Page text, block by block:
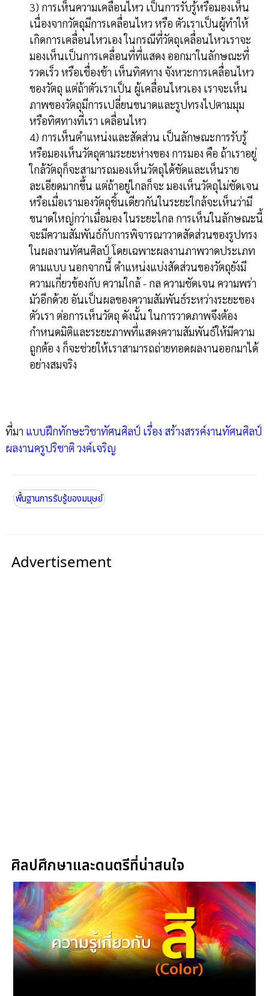
3) การเห็นความเคลื่อนไหว เป็นการรับรู้หรือมองเห็น
เนื่องจากวัตถุมีการเคลื่อนไหว หรือ ตัวเราเป็นผู้ทำให้
เกิดการเคลื่อนไหวเอง ในกรณีที่วัตถุเคลื่อนไหวเราจะ
มองเห็นเป็นการเคลื่อนที่ที่แสดง ออกมาในลักษณะที่
รวดเร็ว หรือเชื่องช้า เห็นทิศทาง จังหวะการเคลื่อนไหว
ของวัตถุ แต่ถ้าตัวเราเป็น ผู้เคลื่อนไหวเอง เราจะเห็น
ภาพของวัตถุมีการเปลี่ยนขนาดและรูปทรงไปตามมุม
หรือทิศทางที่เรา เคลื่อนไหว
4) การเห็นตำแหน่งและสัดส่วน เป็นลักษณะการรับรู้
หรือมองเห็นวัตถุตามระยะห่างของ การมอง คือ ถ้าเราอยู่
ใกล้วัตถุก็จะสามารถมองเห็นวัตถุได้ชัดและเห็นราย
ละเอียดมากขึ้น แต่ถ้าอยู่ไกลก็จะ มองเห็นวัตถุไม่ชัดเจน
หรือเมื่อเรามองวัตถุชิ้นเดียวกันในระยะใกล้จะเห็นว่ามี
ขนาดใหญ่กว่าเมื่อมอง ในระยะไกล การเห็นในลักษณะนี้
จะมีความสัมพันธ์กับการพิจารณาวาดสัดส่วนของรูปทรง
ในผลงานทัศนศิลป์ โดยเฉพาะผลงานภาพวาดประเภท
ตามแบบ นอกจากนี้ ตำแหน่งแบ่งสัดส่วนของวัตถุยังมี
ความเกี่ยวข้องกับ ความใกล้ - กล ความชัดเจน ความพร่า
มัวอีกด้วย อันเป็นผลของความสัมพันธ์ระหว่างระยะของ
ตัวเรา ต่อการเห็นวัตถุ ดังนั้น ในการวาดภาพจึงต้อง
กำหนดมิติและระยะภาพที่แสดงความสัมพันธ์ให้มีความ
ถูกต้อ ง ก็จะช่วยให้เราสามารถถ่ายทอดผลงานออกมาได้
อย่างสมจริง
ที่มา แบบฝึกทักษะวิชาทัศนศิลป์ เรื่อง สร้างสรรค์งานทัศนศิลป์
ผลงานครูปริชาติ วงค์เจริญ
พื้นฐานการรับรู้ของมนุษย์
Advertisement
ศิลปศึกษาและดนตรีที่น่าสนใจ